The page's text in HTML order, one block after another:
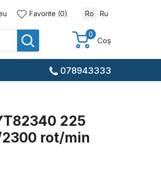
Favorite (0) Ro Ru
0
Coș
078943333
225
2300 rot/min